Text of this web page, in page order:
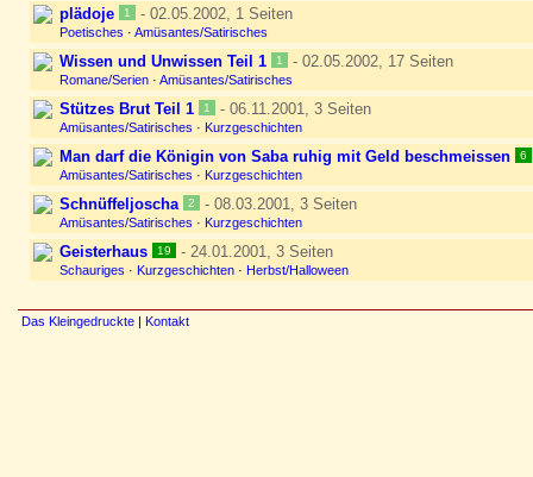
plädoje 1 - 02.05.2002, 1 Seiten
Poetisches · Amüsantes/Satirisches
Wissen und Unwissen Teil 1 1 - 02.05.2002, 17 Seiten
Romane/Serien · Amüsantes/Satirisches
Stützes Brut Teil 1 1 - 06.11.2001, 3 Seiten
Amüsantes/Satirisches · Kurzgeschichten
Man darf die Königin von Saba ruhig mit Geld beschmeissen 6
Amüsantes/Satirisches · Kurzgeschichten
Schnüffeljoscha 2 - 08.03.2001, 3 Seiten
Amüsantes/Satirisches · Kurzgeschichten
Geisterhaus 19 - 24.01.2001, 3 Seiten
Schauriges · Kurzgeschichten · Herbst/Halloween
Das Kleingedruckte | Kontakt